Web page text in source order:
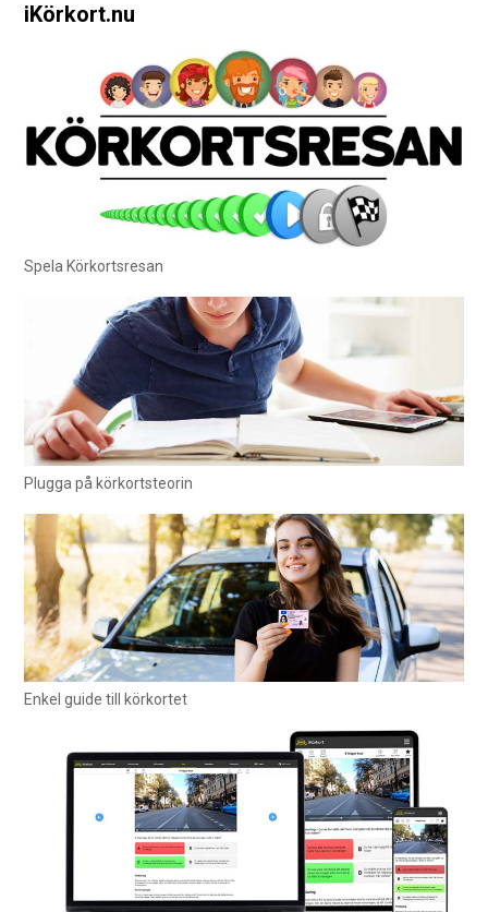
iKörkort.nu
Spela Körkortsresan
Plugga på körkortsteorin
Enkel guide till körkortet